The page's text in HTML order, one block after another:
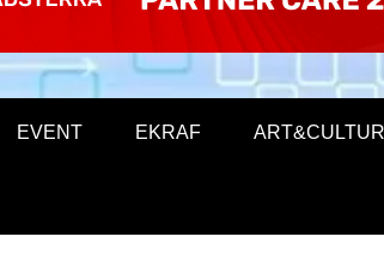
EVENT EKRAF